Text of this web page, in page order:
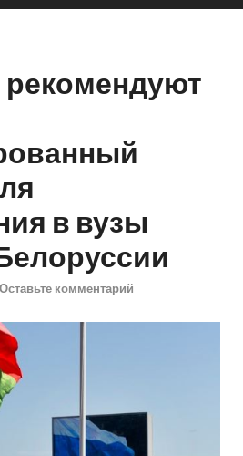
в вузы
Оставьте комментарий